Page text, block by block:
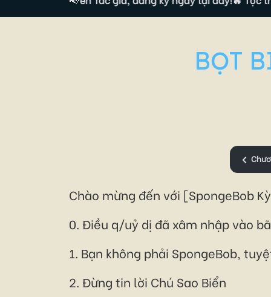
BỌT
Chào mừng đến với [SpongeBob
0. Điều q/uỷ dị đã xâm nhập vào
1. Bạn không phải SpongeBob,
2. Đừng tin lời Chú Sao Biển